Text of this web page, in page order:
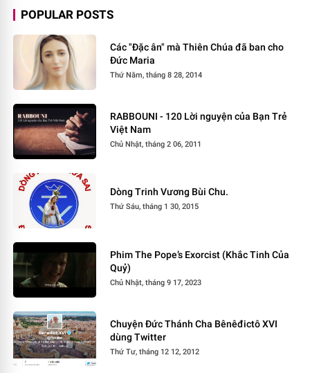
POPULAR POSTS
Các "Đặc ân" mà Thiên Chúa đã ban cho
Đức Maria
Thứ Năm, tháng 8 28, 2014
RABBOUNI - 120 Lời nguyện của Bạn Trẻ
Việt Nam
Chủ Nhật, tháng 2 06, 2011
Dòng Trinh Vương Bùi Chu.
Thứ Sáu, tháng 1 30, 2015
Phim The Pope’s Exorcist (Khắc Tinh Của
Quỷ)
Chủ Nhật, tháng 9 17, 2023
Chuyện Đức Thánh Cha Bênêđictô XVI
dùng Twitter
Thứ Tư, tháng 12 12, 2012